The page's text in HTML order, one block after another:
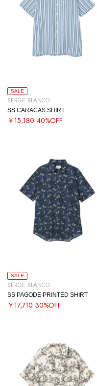
SALE
SERGE BLANCO
SS CARACAS SHIRT
￥15,180 40%OFF
SALE
SERGE BLANCO
SS PAGODE PRINTED SHIRT
￥17,710 30%OFF